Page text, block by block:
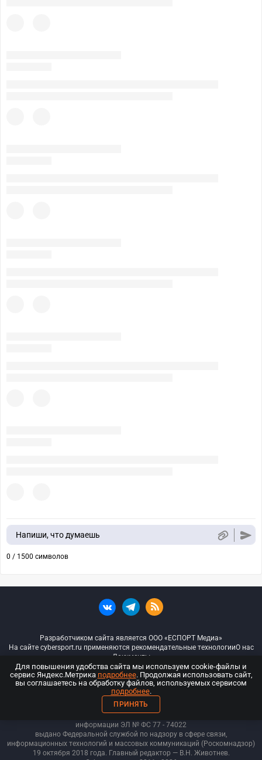
Напиши, что думаешь
0 / 1500 символов
Разработчиком сайта является ООО «ЕСПОРТ Медиа»
На сайте cybersport.ru применяются рекомендательные технологииО нас
Документы
© ООО «Киберспорт.ру» — Все права защищены
18+
ООО «Киберспорт.ру». Свидетельство о регистрации средств массовой
информации ЭЛ № ФС 77 - 74022
выдано Федеральной службой по надзору в сфере связи,
информационных технологий и массовых коммуникаций (Роскомнадзор)
19 октября 2018 года. Главный редактор — В.Н. Животнев.
Для повышения удобства сайта мы используем cookie-файлы и
сервис Яндекс.Метрика подробнее. Продолжая использовать сайт,
вы соглашаетесь на обработку файлов, используемых сервисом
подробнее.
ПРИНЯТЬ